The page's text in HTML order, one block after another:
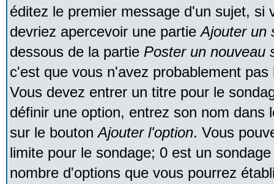
éditez le premier message d'un sujet, si
devriez apercevoir une partieAjouter un
dessous de la partie Poster un nouveau
c'est que vous n'avez probablement
Vous devez entrer un titre pour le
définir une option, entrez son nom dans
sur le boutonAjouter l'option. Vous
limite pour le sondage; 0 est un
nombre d'options que vous pourrez